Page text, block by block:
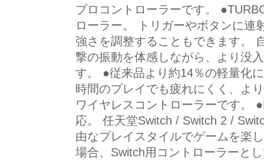
プロコントローラーです。
ローラー。 トリガーやボタンに連
強さを調整することもできます。
撃の振動を体感しながら、より没
す。 ●従来品より約14％の軽量化
時間のプレイでも疲れにくく、よ
ワイヤレスコントローラーです。
応。 任天堂Switch / Switch 2 /
由なプレイスタイルでゲームを楽
場合、Switch用コントローラーと